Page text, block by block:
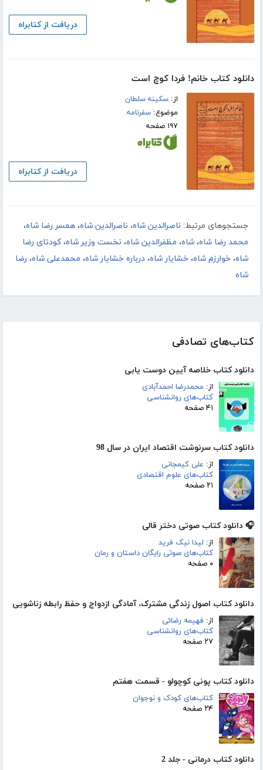
کتاب‌های تصادفی
دانلود کتاب خلاصه آیین دوست یابی
از: محمدرضا احمدآبادی
کتاب‌های روانشناسی
۴۱ صفحه
دانلود کتاب سرنوشت اقتصاد ایران در سال 98
از: علی کیمجانی
کتاب‌های علوم اقتصادی
۲۱ صفحه
🎧 دانلود کتاب صوتی دختر قالی
از: لیدا نیک فرید
کتاب‌های صوتی رایگان داستان و رمان
۰ صفحه
دانلود کتاب اصول زندگی مشترک، آمادگی ازدواج و حفظ رابطه زناشویی
از: فهیمه رضائی
کتاب‌های روانشناسی
۲۷ صفحه
دانلود کتاب پونی کوچولو - قسمت هفتم
کتاب‌های کودک و نوجوان
۲۴ صفحه
دانلود کتاب درمانی - جلد 2
دریافت از کتابراه
دانلود کتاب خانم! فردا کوچ است
از:سکینه سلطان
موضوع:سفرنامه
۱۹۷ صفحه
دریافت از کتابراه
جستجوهای مرتبط: ناصرالدین شاه، ناصرالدین شاه، همسر رضا شاه،
محمد رضا شاه، شاه، مظفرالدین شاه، نخست وزیر شاه،کودتای رضا
شاه، خوارزم شاه، خشایار شاه، درباره خشایار شاه، محمدعلی شاه، رضا
شاه